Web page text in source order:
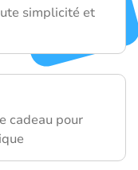
simplicité et
cadeau pour